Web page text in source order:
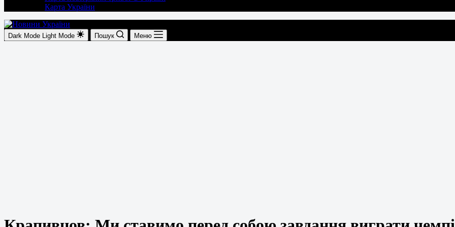
Карта України
Dark Mode Light Mode Пошук Меню